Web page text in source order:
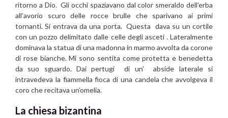
ritorno a Dio. Gli occhi spaziavano dal color smeraldo dell’erba
all’avorio scuro delle rocce brulle che sparivano ai primi
tornanti. Si entrava da una porta. Questa dava su un cortile
con un pozzo delimitato dalle celle degli asceti . Lateralmente
dominava la statua di una madonna in marmo avvolta da corone
di rose bianche. Mi sono sentita come protetta e benedetta
da suo sguardo. Dai pertugi di un’ abside laterale si
intravedeva la fiammella fioca di una candela che avvolgeva il
coro che recitava un’omelia.
La chiesa bizantina